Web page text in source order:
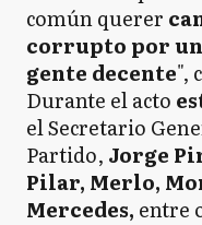
común querer
corrupto por
gente decente",
Durante el acto
el Secretario
Partido, Jorge
Pilar, Merlo,
Mercedes, entre